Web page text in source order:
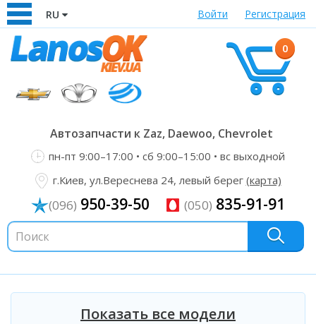
RU Войти Регистрация
0
Автозапчасти к Zaz, Daewoo, Chevrolet
пн-пт 9:00–17:00 • сб 9:00–15:00 • вс выходной
г.Киев, ул.Вереснева 24, левый берег (карта)
(096) 950-39-50 (050) 835-91-91
Показать все модели